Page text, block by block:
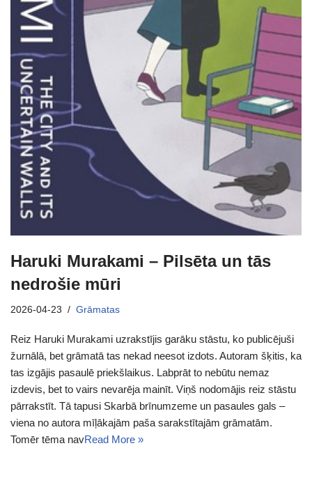
Haruki Murakami – Pilsēta un tās
nedrošie mūri
2026-04-23 Grāmatas
Reiz Haruki Murakami uzrakstījis garāku stāstu, ko publicējuši
žurnālā, bet grāmatā tas nekad neesot izdots. Autoram šķitis, ka
tas izgājis pasaulē priekšlaikus. Labprāt to nebūtu nemaz
izdevis, bet to vairs nevarēja mainīt. Viņš nodomājis reiz stāstu
pārrakstīt. Tā tapusi Skarbā brīnumzeme un pasaules gals –
viena no autora mīļākajām paša sarakstītajām grāmatām.
Tomēr tēma navRead More »